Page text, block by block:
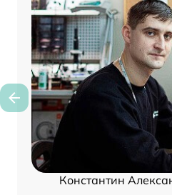
Константин